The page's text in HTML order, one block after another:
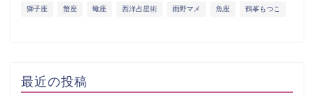
獅子座 蟹座 蠍座 西洋占星術 雨野マメ 魚座 鶴峯もつこ
最近の投稿